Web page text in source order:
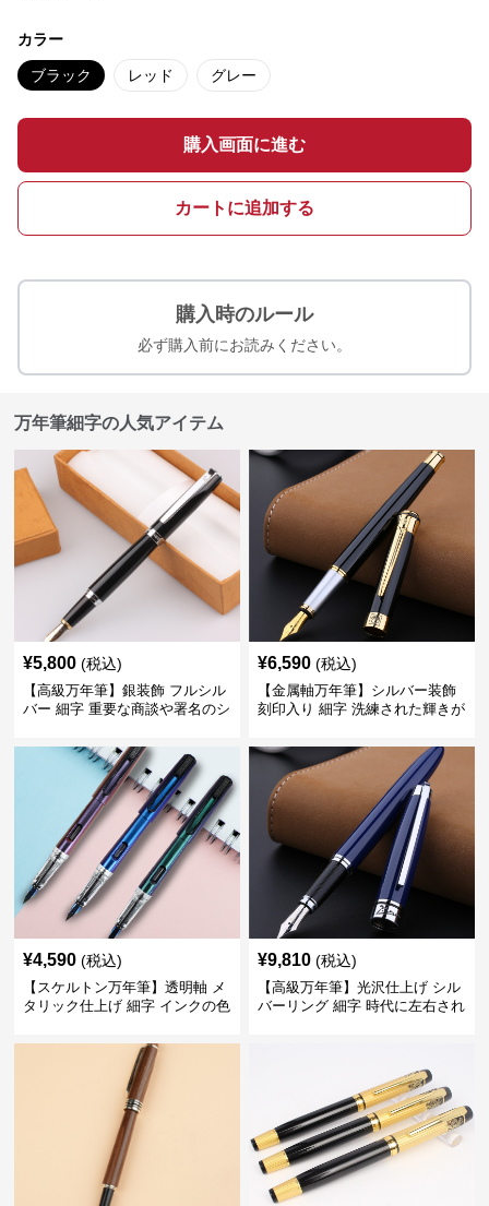
カラー
ブラック レッド グレー
購入画面に進む
カートに追加する
購入時のルール
必ず購入前にお読みください。
万年筆細字の人気アイテム
¥5,800 (税込)
【高級万年筆】銀装飾 フルシル
バー 細字 重要な商談や署名のシ
てくれる
¥6,590 (税込)
【金属軸万年筆】シルバー装飾
刻印入り 細字 洗練された輝きが
¥4,590 (税込)
【スケルトン万年筆】透明軸 メ
タリック仕上げ 細字 インクの色
する
¥9,810 (税込)
【高級万年筆】光沢仕上げ シル
バーリング 細字 時代に左右され